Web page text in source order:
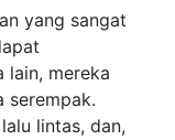
yang sangat
lain, mereka
serempak.
lintas, dan,